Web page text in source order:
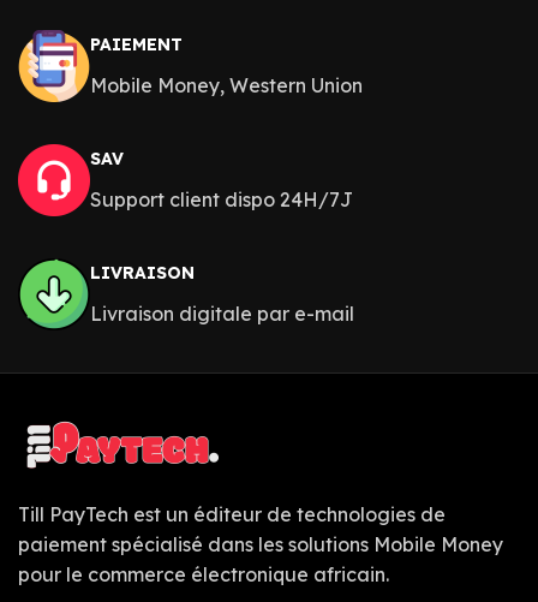
PAIEMENT
Mobile Money, Western Union
SAV
Support client dispo 24H/7J
LIVRAISON
Livraison digitale par e-mail
Till PayTech est un éditeur de technologies de
paiement spécialisé dans les solutions Mobile Money
pour le commerce électronique africain.